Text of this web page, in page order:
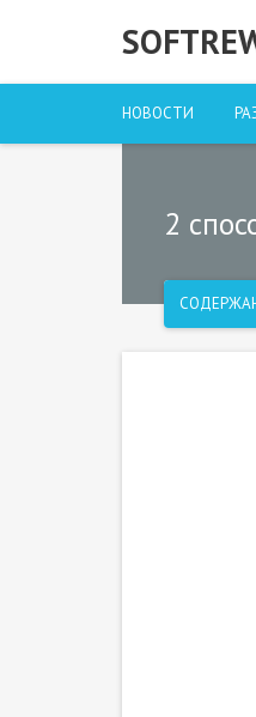
НОВОСТИ
2